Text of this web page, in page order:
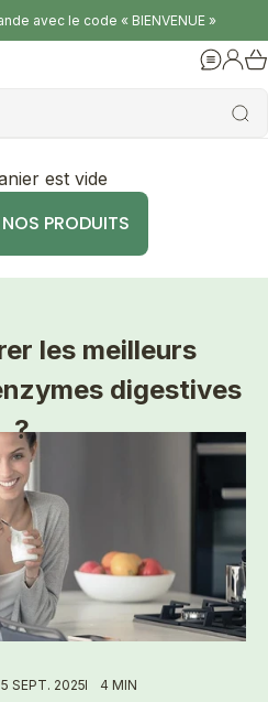
avec le code « BIENVENUE »
Aide
est vide
NOS PRODUITS
les meilleurs
digestives
?
5 SEPT. 2025 4 MIN